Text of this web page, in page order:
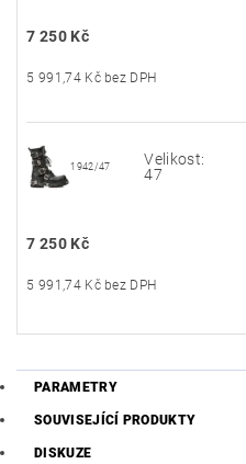
7 250 Kč
5 991,74 Kč bez DPH
1942/47
Velikost:
47
7 250 Kč
5 991,74 Kč bez DPH
PARAMETRY
SOUVISEJÍCÍ PRODUKTY
DISKUZE